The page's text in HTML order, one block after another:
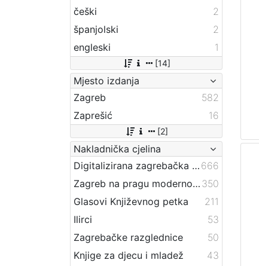
češki
2
španjolski
2
engleski
1
[14]
Mjesto izdanja
Zagreb
582
Zaprešić
16
[2]
Nakladnička cjelina
Digitalizirana zagrebačka baština 666
Zagreb na pragu modernog doba 350
Glasovi Književnog petka
211
Ilirci
53
Zagrebačke razglednice
50
Knjige za djecu i mladež
43